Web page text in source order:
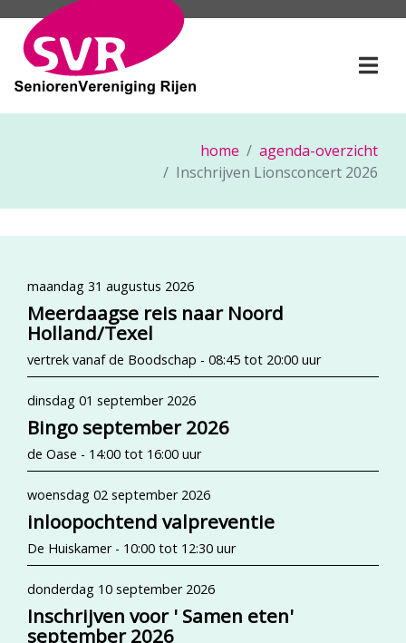
home
agenda-overzicht
Inschrijven Lionsconcert 2026
maandag 31 augustus 2026
Meerdaagse reis naar Noord
Holland/Texel
vertrek vanaf de Boodschap - 08:45 tot 20:00 uur
dinsdag 01 september 2026
Bingo september 2026
de Oase - 14:00 tot 16:00 uur
woensdag 02 september 2026
inloopochtend valpreventie
De Huiskamer - 10:00 tot 12:30 uur
donderdag 10 september 2026
Inschrijven voor ' Samen eten'
september 2026